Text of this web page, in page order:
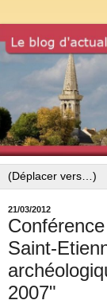
21/03/2012
Saint-
2007"